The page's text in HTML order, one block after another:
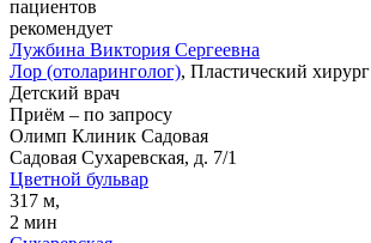
пациентов
рекомендует
Лужбина Виктория Сергеевна
Лор (отоларинголог), Пластический хирург
Детский врач
Приём – по запросу
Олимп Клиник Садовая
Садовая Сухаревская, д. 7/1
Цветной бульвар
317 м,
2 мин